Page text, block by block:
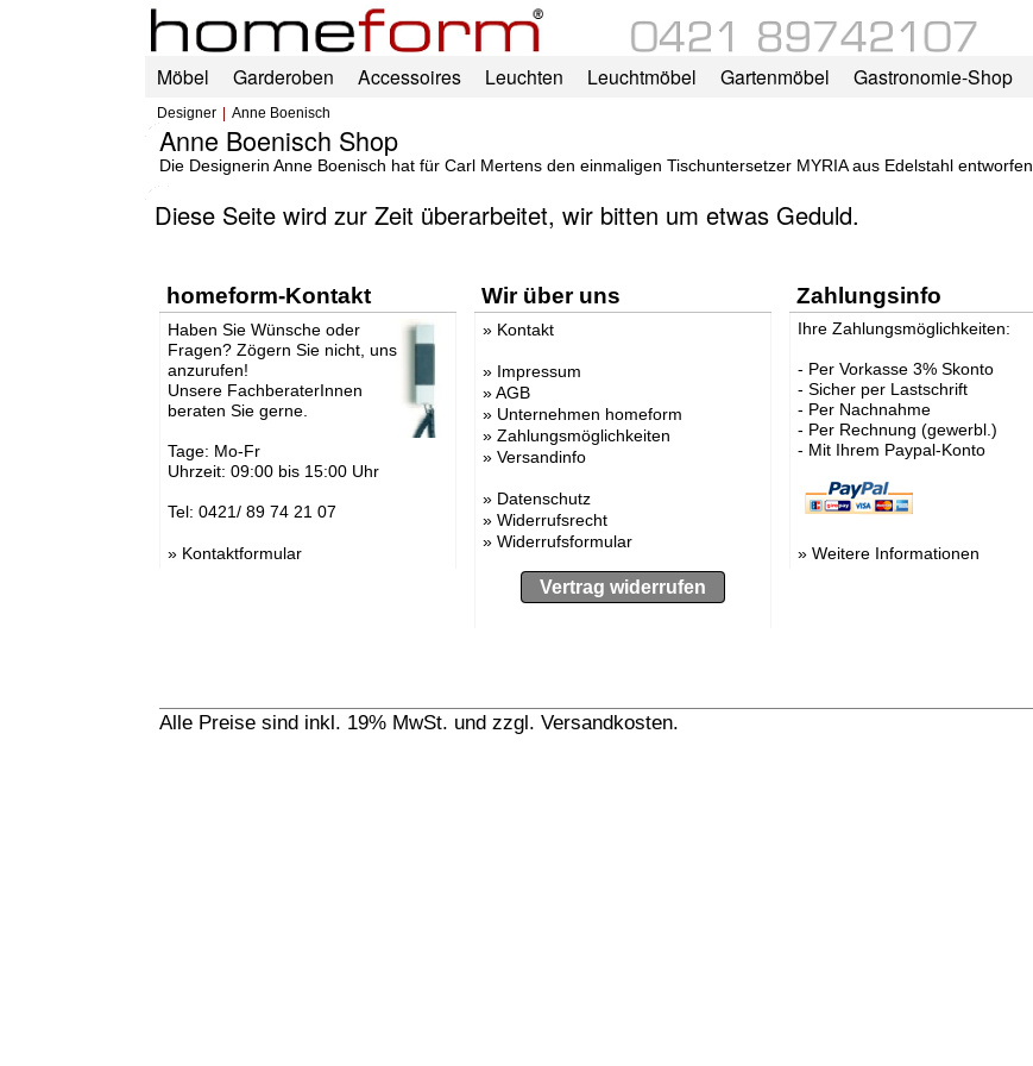
Möbel Garderoben Accessoires Leuchten Leuchtmöbel Gartenmöbel Gastronomie-Shop
Designer Anne Boenisch
Anne Boenisch Shop
Die Designerin Anne Boenisch hat für Carl Mertens den einmaligen Tischuntersetzer MYRIA aus Edelstahl entworfen.
Diese Seite wird zur Zeit überarbeitet, wir bitten um etwas Geduld.
homeform-Kontakt
Haben Sie Wünsche oder
Fragen? Zögern Sie nicht, uns
anzurufen!
Unsere FachberaterInnen
beraten Sie gerne.
Tage: Mo-Fr
Uhrzeit: 09:00 bis 15:00 Uhr
Tel: 0421/ 89 74 21 07
» Kontaktformular
Wir über uns
» Kontakt
» Impressum
»AGB
» Unternehmen homeform
» Zahlungsmöglichkeiten
» Versandinfo
» Datenschutz
» Widerrufsrecht
» Widerrufsformular
Vertrag widerrufen
Zahlungsinfo
Ihre Zahlungsmöglichkeiten:
- Per Vorkasse 3% Skonto
- Sicher per Lastschrift
- Per Nachnahme
- Per Rechnung (gewerbl.)
- Mit Ihrem Paypal-Konto
»Weitere Informationen
Alle Preise sind inkl. 19% MwSt. und zzgl. Versandkosten.